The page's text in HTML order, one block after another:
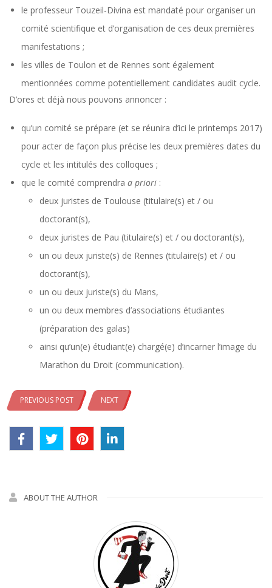
le professeur Touzeil-Divina est mandaté pour organiser un
comité scientifique et d’organisation de ces deux premières
manifestations ;
les villes de Toulon et de Rennes sont également
mentionnées comme potentiellement candidates audit cycle.
D’ores et déjà nous pouvons annoncer :
qu’un comité se prépare (et se réunira d’ici le printemps 2017)
pour acter de façon plus précise les deux premières dates du
cycle et les intitulés des colloques ;
que le comité comprendra a priori :
deux juristes de Toulouse (titulaire(s) et / ou
doctorant(s),
deux juristes de Pau (titulaire(s) et / ou doctorant(s),
un ou deux juriste(s) de Rennes (titulaire(s) et / ou
doctorant(s),
un ou deux juriste(s) du Mans,
un ou deux membres d’associations étudiantes
(préparation des galas)
ainsi qu’un(e) étudiant(e) chargé(e) d’incarner l’image du
Marathon du Droit (communication).
PREVIOUS POST NEXT
ABOUT THE AUTHOR